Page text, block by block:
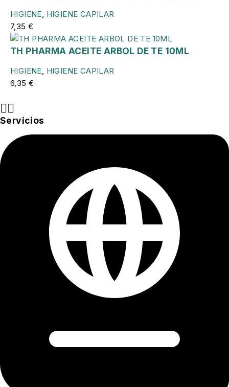
HIGIENE, HIGIENE CAPILAR
7,35 €
TH PHARMA ACEITE ARBOL DE TE 10ML
HIGIENE, HIGIENE CAPILAR
6,35 €
Servicios